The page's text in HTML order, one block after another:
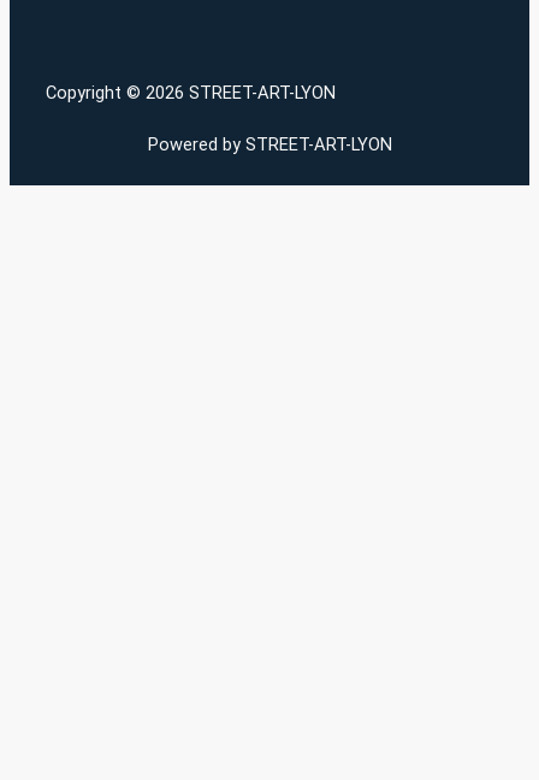
Copyright © 2026 STREET-ART-LYON
Powered by STREET-ART-LYON